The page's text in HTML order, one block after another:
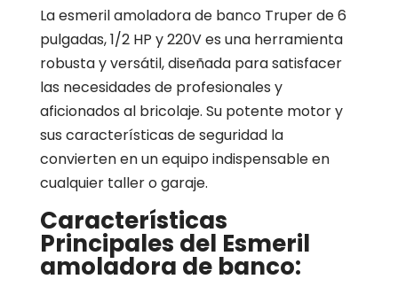
La esmeril amoladora de banco Truper de 6
pulgadas, 1/2 HP y 220V es una herramienta
robusta y versátil, diseñada para satisfacer
las necesidades de profesionales y
aficionados al bricolaje. Su potente motor y
sus características de seguridad la
convierten en un equipo indispensable en
cualquier taller o garaje.
Características
Principales del Esmeril
amoladora de banco: